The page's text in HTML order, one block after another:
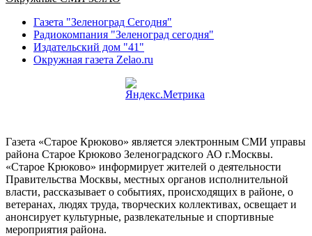
Газета "Зеленоград Сегодня"
Радиокомпания "Зеленоград сегодня"
Издательский дом "41"
Окружная газета Zelao.ru
Газета «Старое Крюково» является электронным СМИ управы
района Старое Крюково Зеленоградского АО г.Москвы.
«Старое Крюково» информирует жителей о деятельности
Правительства Москвы, местных органов исполнительной
власти, рассказывает о событиях, происходящих в районе, о
ветеранах, людях труда, творческих коллективах, освещает и
анонсирует культурные, развлекательные и спортивные
мероприятия района.